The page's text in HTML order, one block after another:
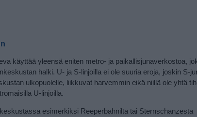
käyttää yleensä eniten metro- ja paikallisjunaverkostoa,
halki. U- ja S-linjoilla ei ole suuria eroja, joskin S-
ulkopuolelle, liikkuvat harvemmin eikä niillä ole yhtä
U-linjoilla.
esimerkiksi Reeperbahnilta tai Sternschanzesta